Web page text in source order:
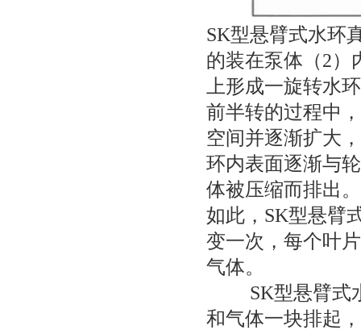
SK型悬臂式水环
的装在泵体（2）
上形成一旋转水
前半转的过程中
空间并逐渐扩大
环内表面逐渐与
体被压缩而排出。
如此， SK型悬臂
变一次，每个叶
气体。
SK型悬臂式
和气体一块排起